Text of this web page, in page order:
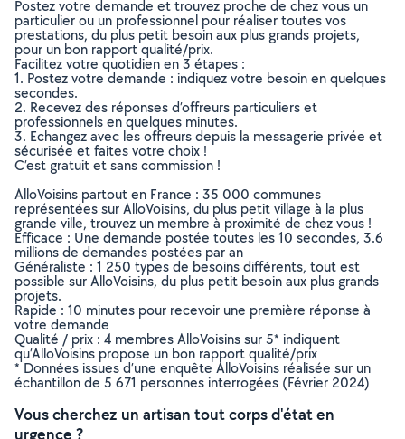
Postez votre demande et trouvez proche de chez vous un
particulier ou un professionnel pour réaliser toutes vos
prestations, du plus petit besoin aux plus grands projets,
pour un bon rapport qualité/prix.
Facilitez votre quotidien en 3 étapes :
1. Postez votre demande : indiquez votre besoin en quelques
secondes.
2. Recevez des réponses d’offreurs particuliers et
professionnels en quelques minutes.
3. Echangez avec les offreurs depuis la messagerie privée et
sécurisée et faites votre choix !
C’est gratuit et sans commission !
AlloVoisins partout en France : 35 000 communes
représentées sur AlloVoisins, du plus petit village à la plus
grande ville, trouvez un membre à proximité de chez vous !
Efficace : Une demande postée toutes les 10 secondes, 3.6
millions de demandes postées par an
Généraliste : 1 250 types de besoins différents, tout est
possible sur AlloVoisins, du plus petit besoin aux plus grands
projets.
Rapide : 10 minutes pour recevoir une première réponse à
votre demande
Qualité / prix : 4 membres AlloVoisins sur 5* indiquent
qu’AlloVoisins propose un bon rapport qualité/prix
* Données issues d’une enquête AlloVoisins réalisée sur un
échantillon de 5 671 personnes interrogées (Février 2024)
Vous cherchez un artisan tout corps d'état en
urgence ?